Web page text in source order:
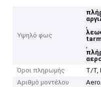
Υψηλό φως
,
,
Όροι πληρωμής
T/T,
Αριθμό μοντέλου